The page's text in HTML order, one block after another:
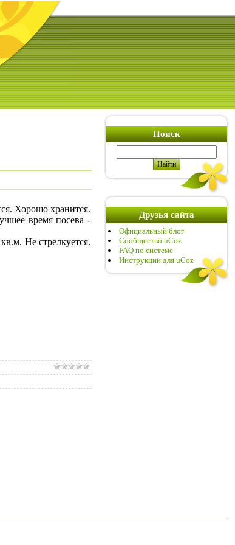
Хорошо хранится.
время посева -
Не стрелкуется.
Поиск
Друзья сайта
Официальный блог
Сообщество uCoz
FAQ по системе
Инструкции для uCoz